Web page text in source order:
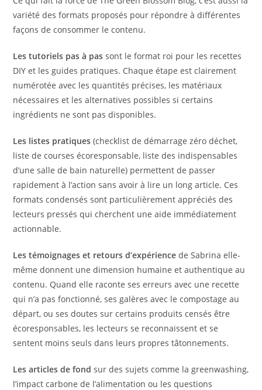
variété des formats proposés pour répondre à différentes
façons de consommer le contenu.
Les tutoriels pas à pas sont le format roi pour les recettes
DIY et les guides pratiques. Chaque étape est clairement
numérotée avec les quantités précises, les matériaux
nécessaires et les alternatives possibles si certains
ingrédients ne sont pas disponibles.
Les listes pratiques (checklist de démarrage zéro déchet,
liste de courses écoresponsable, liste des indispensables
d’une salle de bain naturelle) permettent de passer
rapidement à l’action sans avoir à lire un long article. Ces
formats condensés sont particulièrement appréciés des
lecteurs pressés qui cherchent une aide immédiatement
actionnable.
Les témoignages et retours d’expérience de Sabrina elle-
même donnent une dimension humaine et authentique au
contenu. Quand elle raconte ses erreurs avec une recette
qui n’a pas fonctionné, ses galères avec le compostage au
départ, ou ses doutes sur certains produits censés être
écoresponsables, les lecteurs se reconnaissent et se
sentent moins seuls dans leurs propres tâtonnements.
Les articles de fond sur des sujets comme la greenwashing,
l’impact carbone de l’alimentation ou les questions